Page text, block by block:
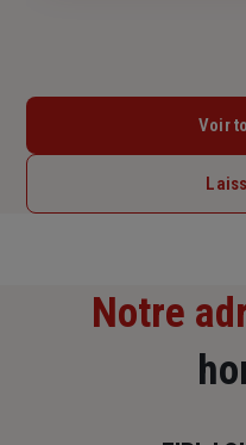
Voir
Notre